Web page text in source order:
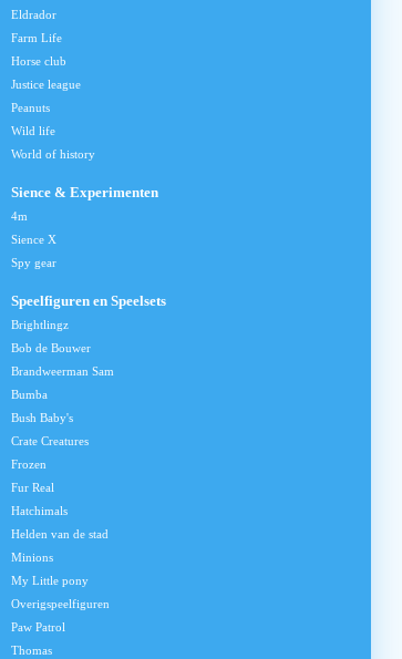
Eldrador
Farm Life
Horse club
Justice league
Peanuts
Wild life
World of history
Sience & Experimenten
4m
Sience X
Spy gear
Speelfiguren en Speelsets
Brightlingz
Bob de Bouwer
Brandweerman Sam
Bumba
Bush Baby's
Crate Creatures
Frozen
Fur Real
Hatchimals
Helden van de stad
Minions
My Little pony
Overigspeelfiguren
Paw Patrol
Thomas